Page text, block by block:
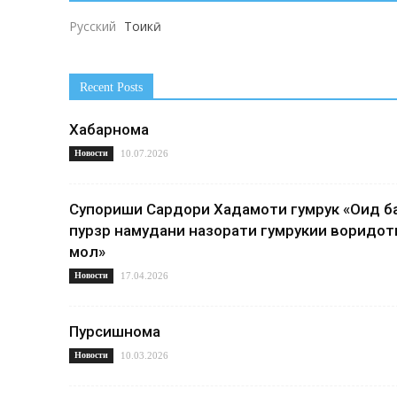
Русский Тоҷикӣ
Recent Posts
Хабарнома
Новости 10.07.2026
Супориши Сардори Хадамоти гумрук «Оид
пурзӯр намудани назорати гумрукии
мол»
Новости 17.04.2026
Пурсишнома
Новости 10.03.2026